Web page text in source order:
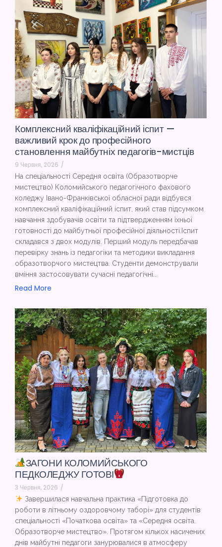
Комплексний кваліфікаційний іспит —
важливий крок до професійного
становлення майбутніх педагогів-мистців
9 Червня, 2026 /
На спеціальності Середня освіта (Образотворче
мистецтво) Коломийського педагогічного фахового
коледжу Івано-Франківської обласної ради відбувся
комплексний кваліфікаційний іспит, який став підсумком
навчання здобувачів освіти та підтвердженням їхньої
готовності до майбутньої професійної діяльності.Іспит
складався з двох модулів. Перший модуль передбачав
перевірку знань із педагогіки та методики викладання
образотворчого мистецтва. Студенти демонстрували
вміння застосовувати сучасні педагогічні...
Read More
ЗАГОНИ КОЛОМИЙСЬКОГО
ПЕДКОЛЕДЖУ ГОТОВІ
3 Червня, 2026 /
Завершилася навчальна практика «Підготовка до
роботи в літньому оздоровчому таборі» для студентів
спеціальності «Початкова освіта» та «Середня освіта.
Образотворче мистецтво». Протягом кількох насичених
днів майбутні педагоги занурювалися в атмосферу